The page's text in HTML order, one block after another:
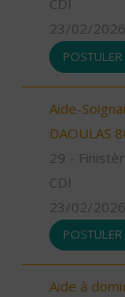
CDI
23/02/2026
POSTULER
Aide-
DAOULAS
29 -
CDI
23/02/2026
POSTULER
Aide à